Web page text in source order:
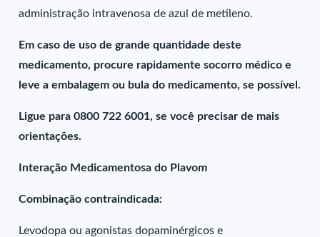
administração intravenosa de azul de metileno.
Em caso de uso de grande quantidade deste
medicamento, procure rapidamente socorro médico e
leve a embalagem ou bula do medicamento, se possível.
Ligue para 0800 722 6001, se você precisar de mais
orientações.
Interação Medicamentosa do Plavom
Combinação contraindicada:
Levodopa ou agonistas dopaminérgicos e